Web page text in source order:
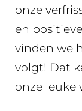
onze
en
vinden we
volgt! Dat
onze leuke